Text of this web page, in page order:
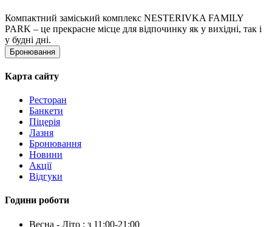
Компактний заміський комплекс NESTERIVKA FAMILY
PARK – це прекрасне місце для відпочинку як у вихідні, так і
у будні дні.
Бронювання
Карта сайту
Ресторан
Банкети
Піцерія
Лазня
Бронювання
Новини
Акції
Відгуки
Години роботи
Весна - Літо : з 11:00-21:00